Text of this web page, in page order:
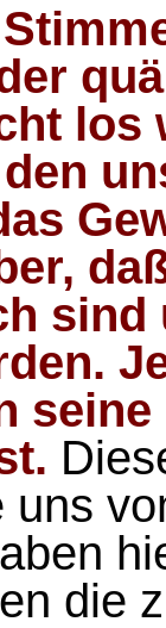
los
sind
uns
die